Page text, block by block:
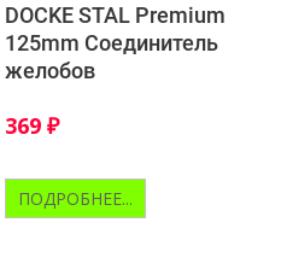
DOCKE STAL Premium
125mm Соединитель
желобов
369 ₽
ПОДРОБНЕЕ...